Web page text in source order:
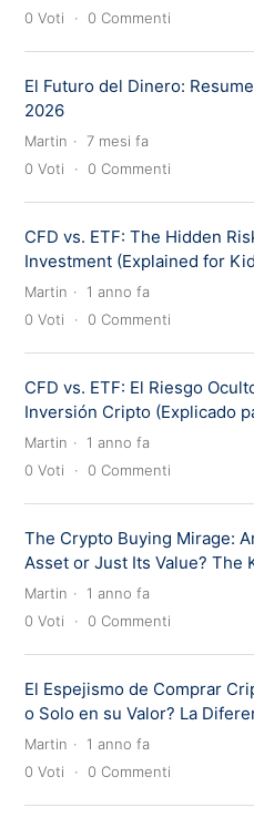
0 Voti 0 Commenti
El Futuro del Dinero:
2026
Martin
7 mesi fa
0 Voti 0 Commenti
CFD vs. ETF: The Hidden
Investment (Explained for
Martin
1 anno fa
0 Voti 0 Commenti
CFD vs. ETF: El Riesgo
Inversión Cripto (Explicado
Martin
1 anno fa
0 Voti 0 Commenti
The Crypto Buying Mirage:
Asset or Just Its Value? The
Martin
1 anno fa
0 Voti 0 Commenti
El Espejismo de Comprar
o Solo en su Valor? La
Martin
1 anno fa
0 Voti 0 Commenti